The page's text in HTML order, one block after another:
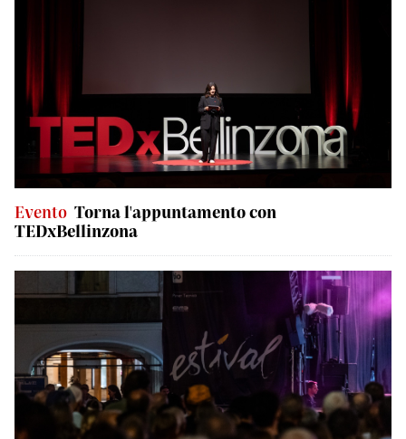
Evento Torna l'appuntamento con
TEDxBellinzona